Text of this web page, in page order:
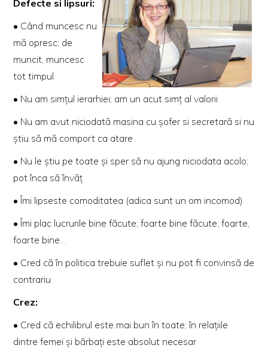
Defecte si lipsuri:
• Când muncesc nu
mă opresc; de
muncit, muncesc
tot timpul
• Nu am simțul ierarhiei; am un acut simț al valorii
• Nu am avut niciodată masina cu șofer si secretară si nu
știu să mă comport ca atare
• Nu le știu pe toate și sper să nu ajung niciodata acolo;
pot înca să învăț
• Îmi lipseste comoditatea (adica sunt un om incomod)
• Îmi plac lucrurile bine făcute; foarte bine făcute; foarte,
foarte bine…
• Cred că în politica trebuie suflet și nu pot fi convinsă de
contrariu
Crez:
• Cred că echilibrul este mai bun în toate; în relațiile
dintre femei și bărbați este absolut necesar